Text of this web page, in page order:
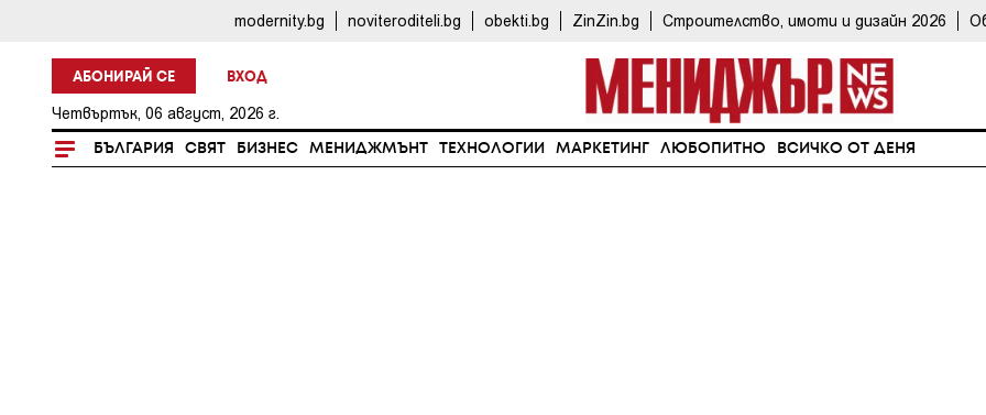
modernity.bg noviteroditeli.bg obekti.bg ZinZin.bg Строителство, имоти и дизайн 2026
АБОНИРАЙ СЕ ВХОД
Четвъртък, 06 август, 2026 г.
БЪЛГАРИЯ СВЯТ БИЗНЕС МЕНИДЖМЪНТ ТЕХНОЛОГИИ МАРКЕТИНГ ЛЮБОПИТНО ВСИЧКО ОТ ДЕНЯ